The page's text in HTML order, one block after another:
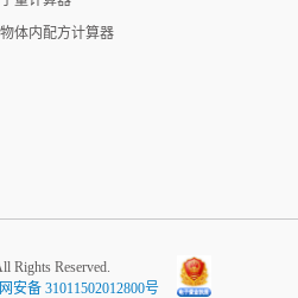
体内配方计算器
Rights Reserved.
安备 31011502012800号